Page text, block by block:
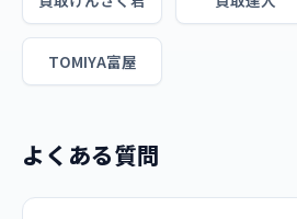
TOMIYA富屋
よくある質問